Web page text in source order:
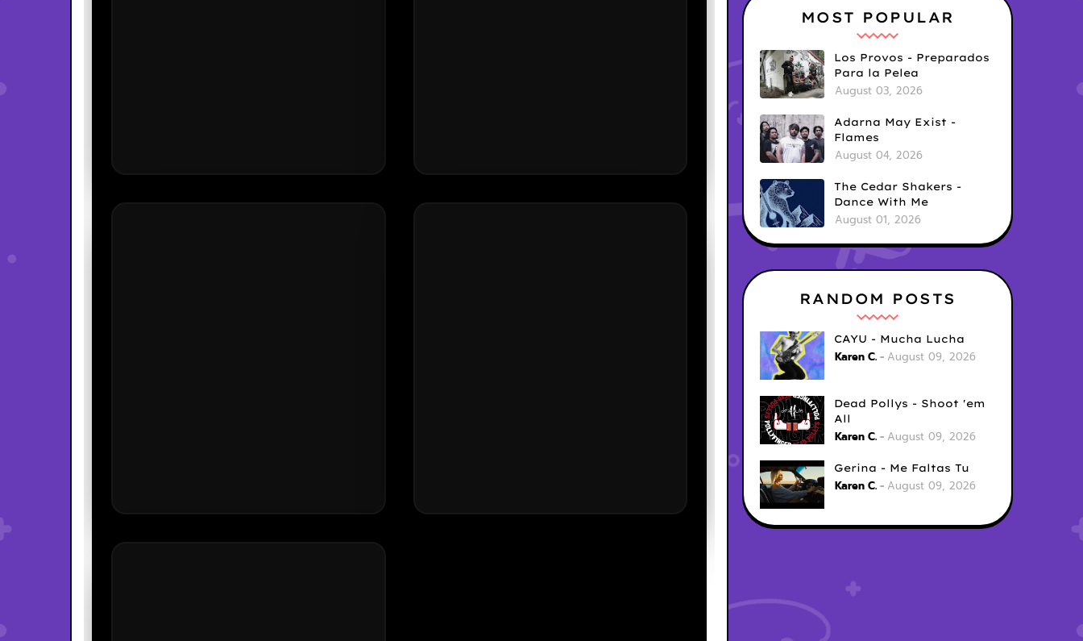
MOST POPULAR
Los Provos - Preparados
Para la Pelea
August 03, 2026
Adarna May Exist -
Flames
August 04, 2026
The Cedar Shakers -
Dance With Me
August 01, 2026
RANDOM POSTS
CAYU - Mucha Lucha
Karen C. August 09, 2026
Dead Pollys - Shoot 'em
All
Karen C. August 09, 2026
Gerina - Me Faltas Tu
Karen C. August 09, 2026